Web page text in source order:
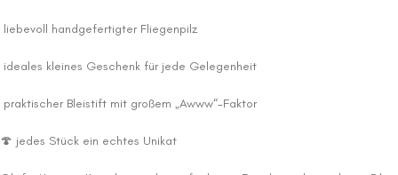
liebevoll handgefertigter Fliegenpilz
ideales kleines Geschenk für jede Gelegenheit
praktischer Bleistift mit großem „Awww“-Faktor
🍄 jedes Stück ein echtes Unikat